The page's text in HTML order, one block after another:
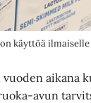
käyttöä
aikana
avun